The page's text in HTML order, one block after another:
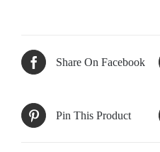
Share On Facebook
Pin This Product